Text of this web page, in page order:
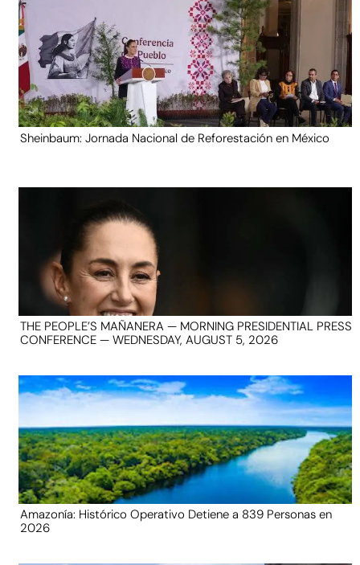
Sheinbaum: Jornada Nacional de Reforestación en México
THE PEOPLE’S MAÑANERA — MORNING PRESIDENTIAL PRESS
CONFERENCE — WEDNESDAY, AUGUST 5, 2026
Amazonía: Histórico Operativo Detiene a 839 Personas en
2026